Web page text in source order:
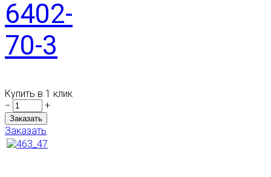
6402-
70-3
Купить в 1 клик
−
+
Заказать